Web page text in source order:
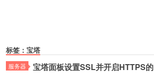
标签：宝塔
服务器
宝塔面板设置SSL并开启HTTPS的